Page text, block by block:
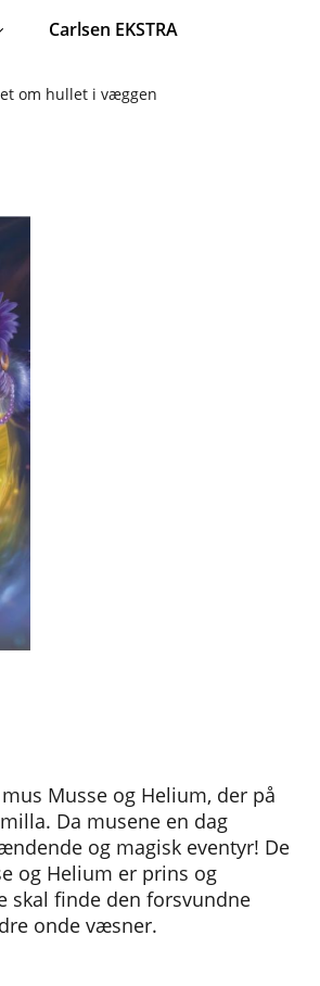
Carlsen EKSTRA
om hullet i væggen
Musse og Helium, der på
Da musene en dag
og magisk eventyr! De
og Helium er prins og
skal finde den forsvundne
onde væsner.